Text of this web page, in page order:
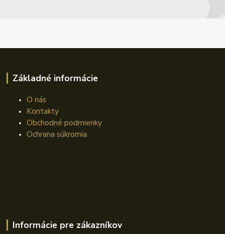
Základné informácie
O nás
Kontakty
Obchodné podmienky
Ochrana súkromia
Informácie pre zákazníkov